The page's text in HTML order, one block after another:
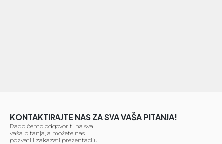
KONTAKTIRAJTE NAS ZA SVA VAŠA PITANJA!
Rado ćemo odgovoriti na sva
vaša pitanja, a možete nas
pozvati i zakazati prezentaciju.